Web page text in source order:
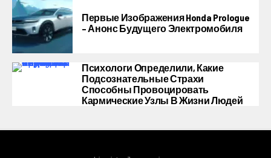
Первые Изображения Honda Prologue
– Анонс Будущего Электромобиля
Психологи Определили, Какие
Подсознательные Страхи
Способны Провоцировать
Кармические Узлы В Жизни Людей